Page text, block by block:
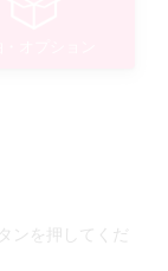
ンを押してくだ